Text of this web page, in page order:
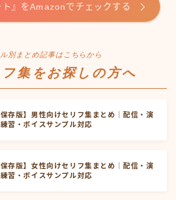
ト』をAmazonでチェックする
別まとめ記事はこちらから
集をお探しの方へ
保存版】男性向けセリフ集まとめ｜配信・演
習・ボイスサンプル対応
保存版】女性向けセリフ集まとめ｜配信・演
習・ボイスサンプル対応